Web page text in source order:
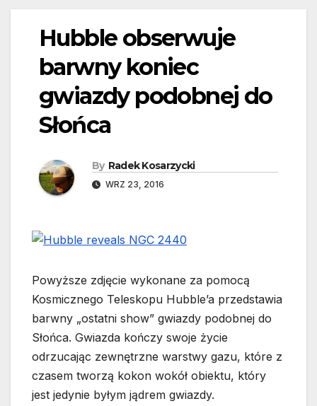
Hubble obserwuje
barwny koniec
gwiazdy podobnej do
Słońca
By Radek Kosarzycki
WRZ 23, 2016
Powyższe zdjęcie wykonane za pomocą
Kosmicznego Teleskopu Hubble’a przedstawia
barwny „ostatni show” gwiazdy podobnej do
Słońca. Gwiazda kończy swoje życie
odrzucając zewnętrzne warstwy gazu, które z
czasem tworzą kokon wokół obiektu, który
jest jedynie byłym jądrem gwiazdy.